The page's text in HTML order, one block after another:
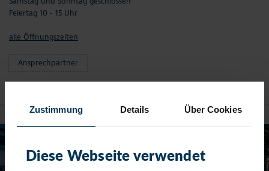
Zustimmung Details Über Cookies
Diese Webseite verwendet
Feiertag 10 - 15 Uhr
alle Öffnungszeiten
Ansprechpartner
NIENDORF